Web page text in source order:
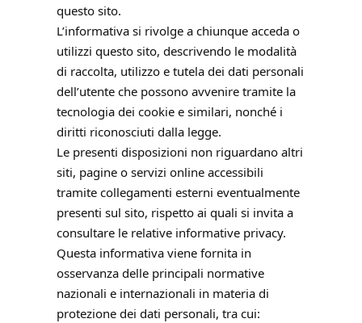
questo sito.
L’informativa si rivolge a chiunque acceda o
utilizzi questo sito, descrivendo le modalità
di raccolta, utilizzo e tutela dei dati personali
dell’utente che possono avvenire tramite la
tecnologia dei cookie e similari, nonché i
diritti riconosciuti dalla legge.
Le presenti disposizioni non riguardano altri
siti, pagine o servizi online accessibili
tramite collegamenti esterni eventualmente
presenti sul sito, rispetto ai quali si invita a
consultare le relative informative privacy.
Questa informativa viene fornita in
osservanza delle principali normative
nazionali e internazionali in materia di
protezione dei dati personali, tra cui: